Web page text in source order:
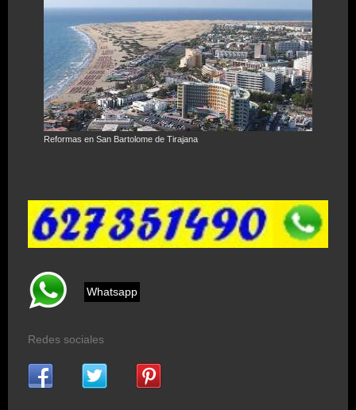
Reformas en San Bartolome de Tirajana
Whatsapp
Redes sociales